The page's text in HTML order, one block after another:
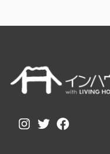
Instagram
TwitterFacebook